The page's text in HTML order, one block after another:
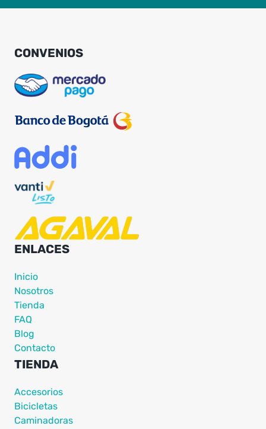
CONVENIOS
ENLACES
Inicio
Nosotros
Tienda
FAQ
Blog
Contacto
TIENDA
Accesorios
Bicicletas
Caminadoras